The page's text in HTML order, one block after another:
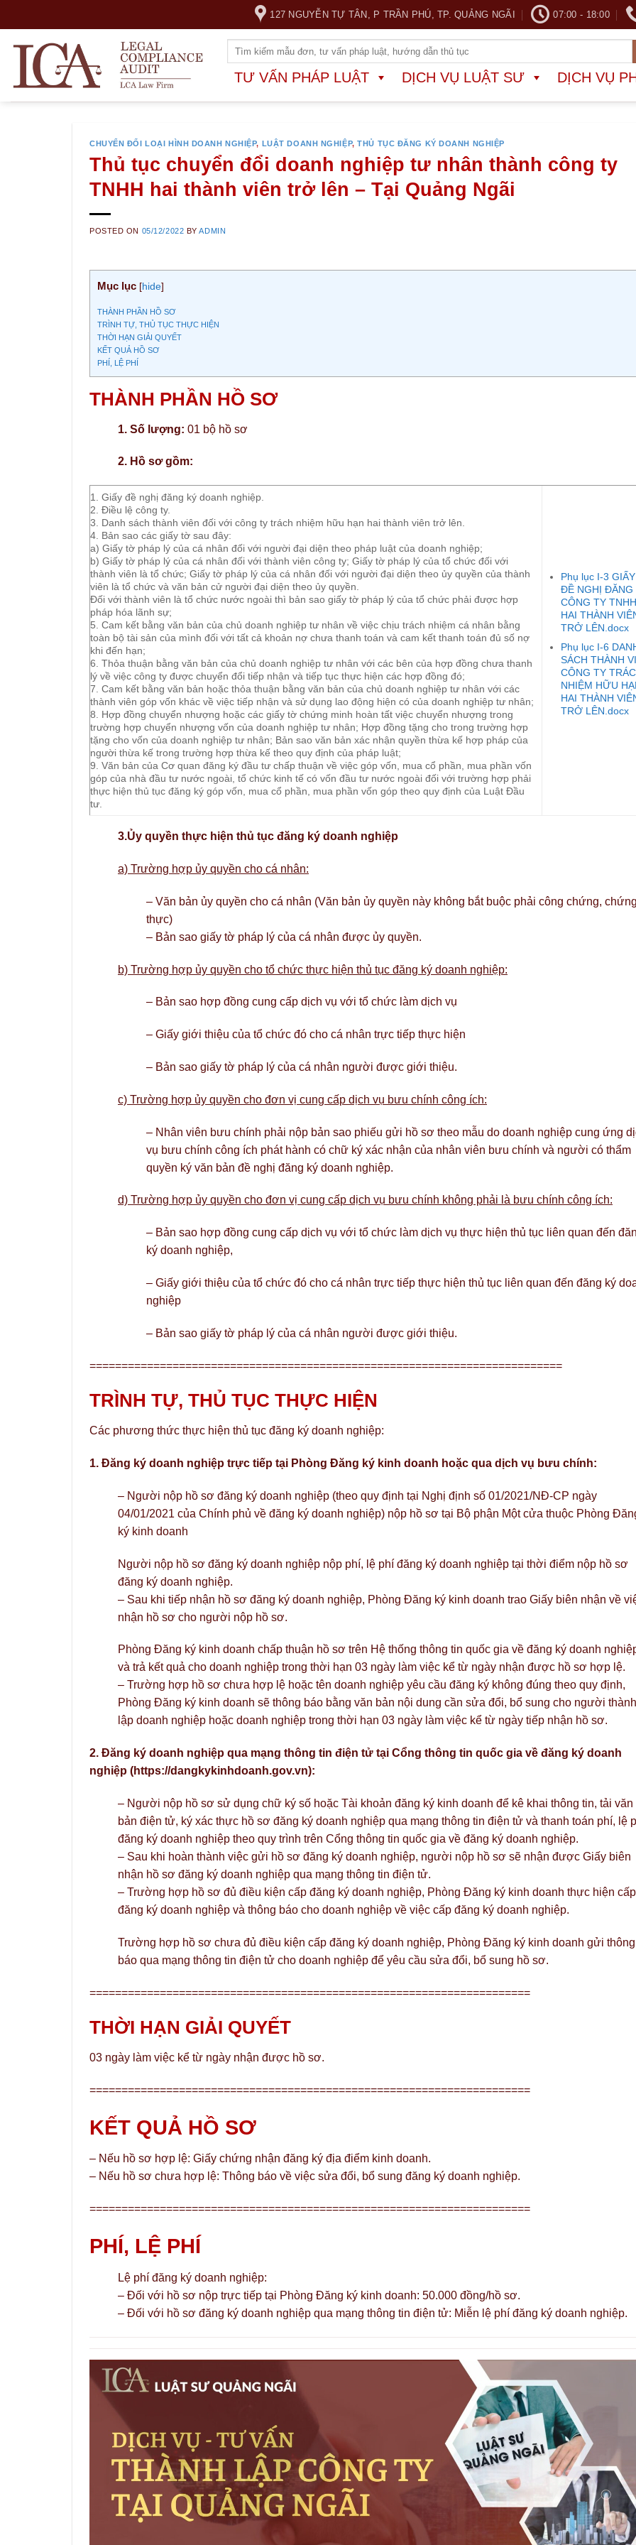
content
127 NGUYỄN TỰ TÂN, P TRẦN PHÚ, TP. QUẢNG NGÃI 07:00 - 18:00
TƯ VẤN PHÁP LUẬT DỊCH VỤ LUẬT SƯ DỊCH VỤ
CHUYỂN ĐỔI LOẠI HÌNH DOANH NGHIỆP, LUẬT DOANH NGHIỆP,THỦ TỤC ĐĂNG KÝ DOANH NGHIỆP
Thủ tục chuyển đổi doanh nghiệp tư nhân thành công ty
TNHH hai thành viên trở lên – Tại Quảng Ngãi
POSTED ON 05/12/2022 BYADMIN
Mục lục [hide]
THÀNH PHẦN HỒ SƠ
TRÌNH TỰ, THỦ TỤC THỰC HIỆN
THỜI HẠN GIẢI QUYẾT
KẾT QUẢ HỒ SƠ
PHÍ, LỆ PHÍ
THÀNH PHẦN HỒ SƠ
1. Số lượng: 01 bộ hồ sơ
2. Hồ sơ gồm:
1. Giấy đề nghị đăng ký doanh nghiệp.
2. Điều lệ công ty.
3. Danh sách thành viên đối với công ty trách nhiệm hữu hạn hai thành viên trở lên.
4. Bản sao các giấy tờ sau đây:
a) Giấy tờ pháp lý của cá nhân đối với người đại diện theo pháp luật của doanh nghiệp;
b) Giấy tờ pháp lý của cá nhân đối với thành viên công ty; Giấy tờ pháp lý của tổ chức đối với
thành viên là tổ chức; Giấy tờ pháp lý của cá nhân đối với người đại diện theo ủy quyền của thành
viên là tổ chức và văn bản cử người đại diện theo ủy quyền.
Đối với thành viên là tổ chức nước ngoài thì bản sao giấy tờ pháp lý của tổ chức phải được hợp
pháp hóa lãnh sự;
5. Cam kết bằng văn bản của chủ doanh nghiệp tư nhân về việc chịu trách nhiệm cá nhân bằng
toàn bộ tài sản của mình đối với tất cả khoản nợ chưa thanh toán và cam kết thanh toán đủ số nợ
khi đến hạn;
6. Thỏa thuận bằng văn bản của chủ doanh nghiệp tư nhân với các bên của hợp đồng chưa thanh
lý về việc công ty được chuyển đổi tiếp nhận và tiếp tục thực hiện các hợp đồng đó;
7. Cam kết bằng văn bản hoặc thỏa thuận bằng văn bản của chủ doanh nghiệp tư nhân với các
thành viên góp vốn khác về việc tiếp nhận và sử dụng lao động hiện có của doanh nghiệp tư nhân;
8. Hợp đồng chuyển nhượng hoặc các giấy tờ chứng minh hoàn tất việc chuyển nhượng trong
trường hợp chuyển nhượng vốn của doanh nghiệp tư nhân; Hợp đồng tặng cho trong trường hợp
tặng cho vốn của doanh nghiệp tư nhân; Bản sao văn bản xác nhận quyền thừa kế hợp pháp của
người thừa kế trong trường hợp thừa kế theo quy định của pháp luật;
9. Văn bản của Cơ quan đăng ký đầu tư chấp thuận về việc góp vốn, mua cổ phần, mua phần vốn
góp của nhà đầu tư nước ngoài, tổ chức kinh tế có vốn đầu tư nước ngoài đối với trường hợp phải
thực hiện thủ tục đăng ký góp vốn, mua cổ phần, mua phần vốn góp theo quy định của Luật Đầu
tư.
Phụ lục I-3 GIẤY
ĐỀ NGHỊ ĐĂNG
CÔNG TY TNHH
HAI THÀNH
TRỞ LÊN.docx
Phụ lục I-6
SÁCH THÀNH
CÔNG TY
NHIỆM HỮU
HAI THÀNH
TRỞ LÊN.docx
3.Ủy quyền thực hiện thủ tục đăng ký doanh nghiệp
a) Trường hợp ủy quyền cho cá nhân:
– Văn bản ủy quyền cho cá nhân (Văn bản ủy quyền này không bắt buộc phải công chứng, chứng
thực)
– Bản sao giấy tờ pháp lý của cá nhân được ủy quyền.
b) Trường hợp ủy quyền cho tổ chức thực hiện thủ tục đăng ký doanh nghiệp:
– Bản sao hợp đồng cung cấp dịch vụ với tổ chức làm dịch vụ
– Giấy giới thiệu của tổ chức đó cho cá nhân trực tiếp thực hiện
– Bản sao giấy tờ pháp lý của cá nhân người được giới thiệu.
c) Trường hợp ủy quyền cho đơn vị cung cấp dịch vụ bưu chính công ích:
– Nhân viên bưu chính phải nộp bản sao phiếu gửi hồ sơ theo mẫu do doanh nghiệp cung ứng
vụ bưu chính công ích phát hành có chữ ký xác nhận của nhân viên bưu chính và người có thẩm
quyền ký văn bản đề nghị đăng ký doanh nghiệp.
d) Trường hợp ủy quyền cho đơn vị cung cấp dịch vụ bưu chính không phải là bưu chính công ích:
– Bản sao hợp đồng cung cấp dịch vụ với tổ chức làm dịch vụ thực hiện thủ tục liên quan đến
ký doanh nghiệp,
– Giấy giới thiệu của tổ chức đó cho cá nhân trực tiếp thực hiện thủ tục liên quan đến đăng ký
nghiệp
– Bản sao giấy tờ pháp lý của cá nhân người được giới thiệu.
==========================================================================
TRÌNH TỰ, THỦ TỤC THỰC HIỆN
Các phương thức thực hiện thủ tục đăng ký doanh nghiệp:
1. Đăng ký doanh nghiệp trực tiếp tại Phòng Đăng ký kinh doanh hoặc qua dịch vụ bưu chính:
– Người nộp hồ sơ đăng ký doanh nghiệp (theo quy định tại Nghị định số 01/2021/NĐ-CP ngày
04/01/2021 của Chính phủ về đăng ký doanh nghiệp) nộp hồ sơ tại Bộ phận Một cửa thuộc Phòng
ký kinh doanh
Người nộp hồ sơ đăng ký doanh nghiệp nộp phí, lệ phí đăng ký doanh nghiệp tại thời điểm nộp hồ sơ
đăng ký doanh nghiệp.
– Sau khi tiếp nhận hồ sơ đăng ký doanh nghiệp, Phòng Đăng ký kinh doanh trao Giấy biên nhận về
nhận hồ sơ cho người nộp hồ sơ.
Phòng Đăng ký kinh doanh chấp thuận hồ sơ trên Hệ thống thông tin quốc gia về đăng ký doanh
và trả kết quả cho doanh nghiệp trong thời hạn 03 ngày làm việc kể từ ngày nhận được hồ sơ hợp lệ.
– Trường hợp hồ sơ chưa hợp lệ hoặc tên doanh nghiệp yêu cầu đăng ký không đúng theo quy định,
Phòng Đăng ký kinh doanh sẽ thông báo bằng văn bản nội dung cần sửa đổi, bổ sung cho người thành
lập doanh nghiệp hoặc doanh nghiệp trong thời hạn 03 ngày làm việc kể từ ngày tiếp nhận hồ sơ.
2. Đăng ký doanh nghiệp qua mạng thông tin điện tử tại Cổng thông tin quốc gia về đăng ký doanh
nghiệp (https://dangkykinhdoanh.gov.vn):
– Người nộp hồ sơ sử dụng chữ ký số hoặc Tài khoản đăng ký kinh doanh để kê khai thông tin, tải văn
bản điện tử, ký xác thực hồ sơ đăng ký doanh nghiệp qua mạng thông tin điện tử và thanh toán phí, lệ
đăng ký doanh nghiệp theo quy trình trên Cổng thông tin quốc gia về đăng ký doanh nghiệp.
– Sau khi hoàn thành việc gửi hồ sơ đăng ký doanh nghiệp, người nộp hồ sơ sẽ nhận được Giấy biên
nhận hồ sơ đăng ký doanh nghiệp qua mạng thông tin điện tử.
– Trường hợp hồ sơ đủ điều kiện cấp đăng ký doanh nghiệp, Phòng Đăng ký kinh doanh thực hiện cấp
đăng ký doanh nghiệp và thông báo cho doanh nghiệp về việc cấp đăng ký doanh nghiệp.
Trường hợp hồ sơ chưa đủ điều kiện cấp đăng ký doanh nghiệp, Phòng Đăng ký kinh doanh gửi thông
báo qua mạng thông tin điện tử cho doanh nghiệp để yêu cầu sửa đổi, bổ sung hồ sơ.
=====================================================================
THỜI HẠN GIẢI QUYẾT
03 ngày làm việc kể từ ngày nhận được hồ sơ.
=====================================================================
KẾT QUẢ HỒ SƠ
– Nếu hồ sơ hợp lệ: Giấy chứng nhận đăng ký địa điểm kinh doanh.
– Nếu hồ sơ chưa hợp lệ: Thông báo về việc sửa đổi, bổ sung đăng ký doanh nghiệp.
=====================================================================
PHÍ, LỆ PHÍ
Lệ phí đăng ký doanh nghiệp:
– Đối với hồ sơ nộp trực tiếp tại Phòng Đăng ký kinh doanh: 50.000 đồng/hồ sơ.
– Đối với hồ sơ đăng ký doanh nghiệp qua mạng thông tin điện tử: Miễn lệ phí đăng ký doanh nghiệp.